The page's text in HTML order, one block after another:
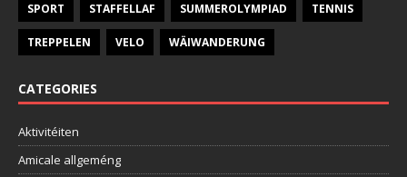
SPORT STAFFELLAF SUMMEROLYMPIAD TENNIS
TREPPELEN VELO WÄIWANDERUNG
CATEGORIES
Aktivitéiten
Amicale allgeméng